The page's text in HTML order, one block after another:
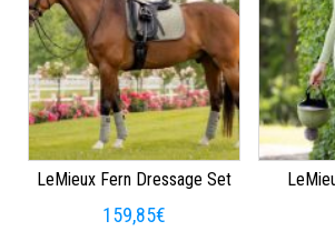
LeMieux Fern Dressage Set
159,85€